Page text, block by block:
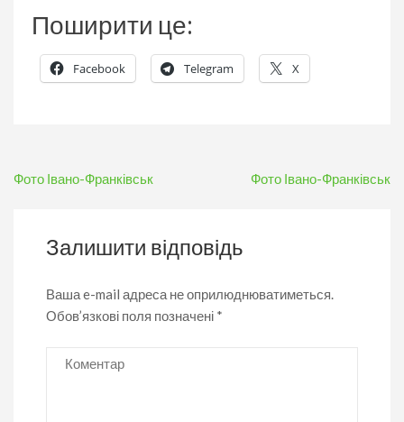
Поширити це:
Facebook Telegram X
Навігація
Фото Івано-Франківськ Фото Івано-Франківськ
Залишити відповідь
Ваша e-mail адреса не оприлюднюватиметься.
Обов’язкові поля позначені *
Коментар